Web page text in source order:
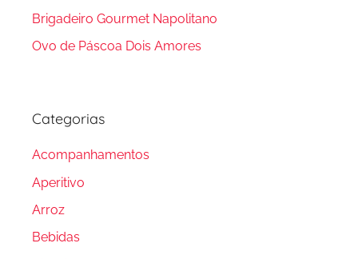
Brigadeiro Gourmet Napolitano
Ovo de Páscoa Dois Amores
Categorias
Acompanhamentos
Aperitivo
Arroz
Bebidas